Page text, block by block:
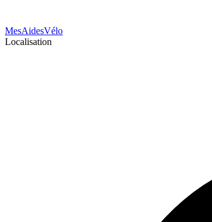
MesAidesVélo
Localisation